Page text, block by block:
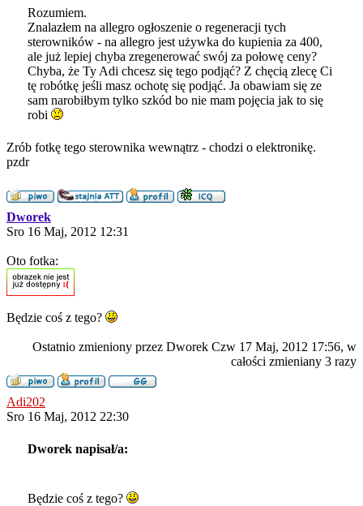
Rozumiem.
Znalazłem na allegro ogłoszenie o regeneracji tych
sterowników - na allegro jest używka do kupienia za 400,
ale już lepiej chyba zregenerować swój za połowę ceny?
Chyba, że Ty Adi chcesz się tego podjąć? Z chęcią zlecę Ci
tę robótkę jeśli masz ochotę się podjąć. Ja obawiam się ze
sam narobiłbym tylko szkód bo nie mam pojęcia jak to się
robi
Zrób fotkę tego sterownika wewnątrz - chodzi o elektronikę.
pzdr
Dworek
Sro 16 Maj, 2012 12:31
Oto fotka:
Będzie coś z tego?
Ostatnio zmieniony przez Dworek Czw 17 Maj, 2012 17:56, w
całości zmieniany 3 razy
Adi202
Sro 16 Maj, 2012 22:30
Dworek napisał/a:
Będzie coś z tego?